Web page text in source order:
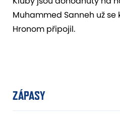
Muhammed Sanneh už se
Hronom připojil.
ZÁPASY